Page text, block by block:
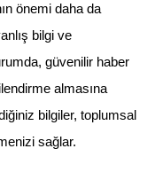
önemi daha da
bilgi ve
güvenilir haber
almasına
bilgiler, toplumsal
sağlar.